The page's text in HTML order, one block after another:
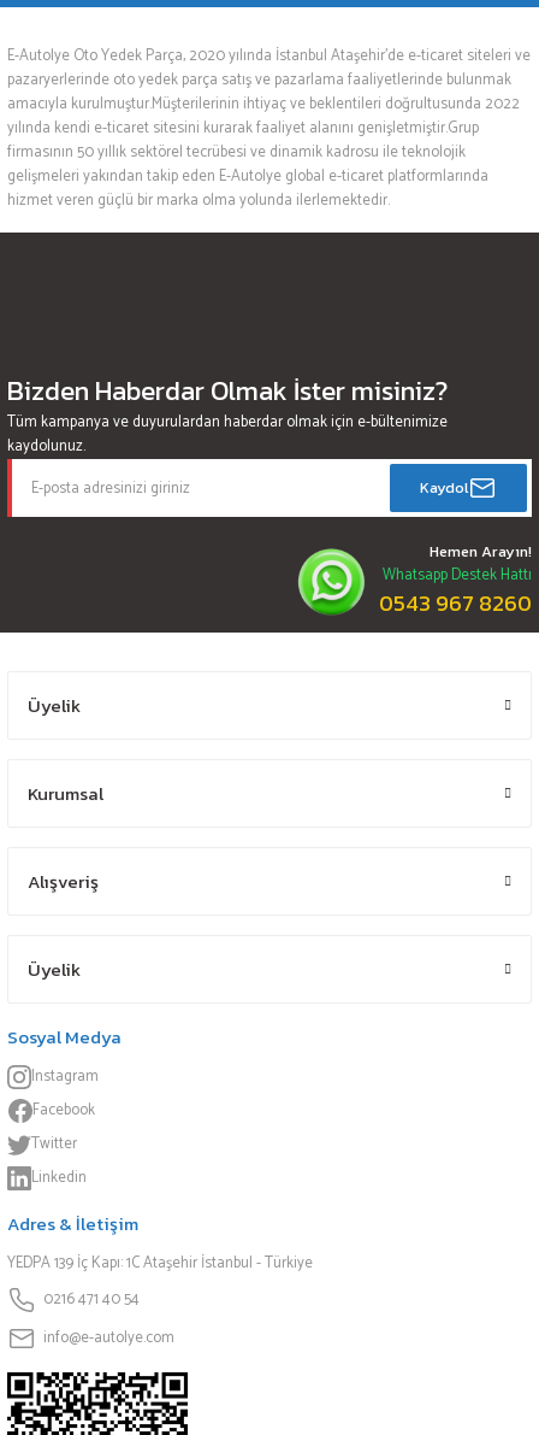
E-Autolye Oto Yedek Parça, 2020 yılında İstanbul Ataşehir’de e-ticaret siteleri ve
pazaryerlerinde oto yedek parça satış ve pazarlama faaliyetlerinde bulunmak
amacıyla kurulmuştur.Müşterilerinin ihtiyaç ve beklentileri doğrultusunda 2022
yılında kendi e-ticaret sitesini kurarak faaliyet alanını genişletmiştir.Grup
firmasının 50 yıllık sektörel tecrübesi ve dinamik kadrosu ile teknolojik
gelişmeleri yakından takip eden E-Autolye global e-ticaret platformlarında
hizmet veren güçlü bir marka olma yolunda ilerlemektedir.
Bizden Haberdar Olmak İster misiniz?
Tüm kampanya ve duyurulardan haberdar olmak için e-bültenimize
kaydolunuz.
Kaydol
Hemen Arayın!
Whatsapp Destek Hattı
0543 967 8260
Üyelik
Kurumsal
Alışveriş
Üyelik
Sosyal Medya
Instagram
Facebook
Twitter
Linkedin
Adres & İletişim
YEDPA 139 İç Kapı: 1C Ataşehir İstanbul - Türkiye
0216 471 40 54
info@e-autolye.com